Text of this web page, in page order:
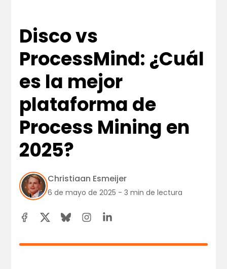
Disco vs
ProcessMind: ¿Cuál
es la mejor
plataforma de
Process Mining en
2025?
Christiaan Esmeijer
6 de mayo de 2025 - 3 min de lectura